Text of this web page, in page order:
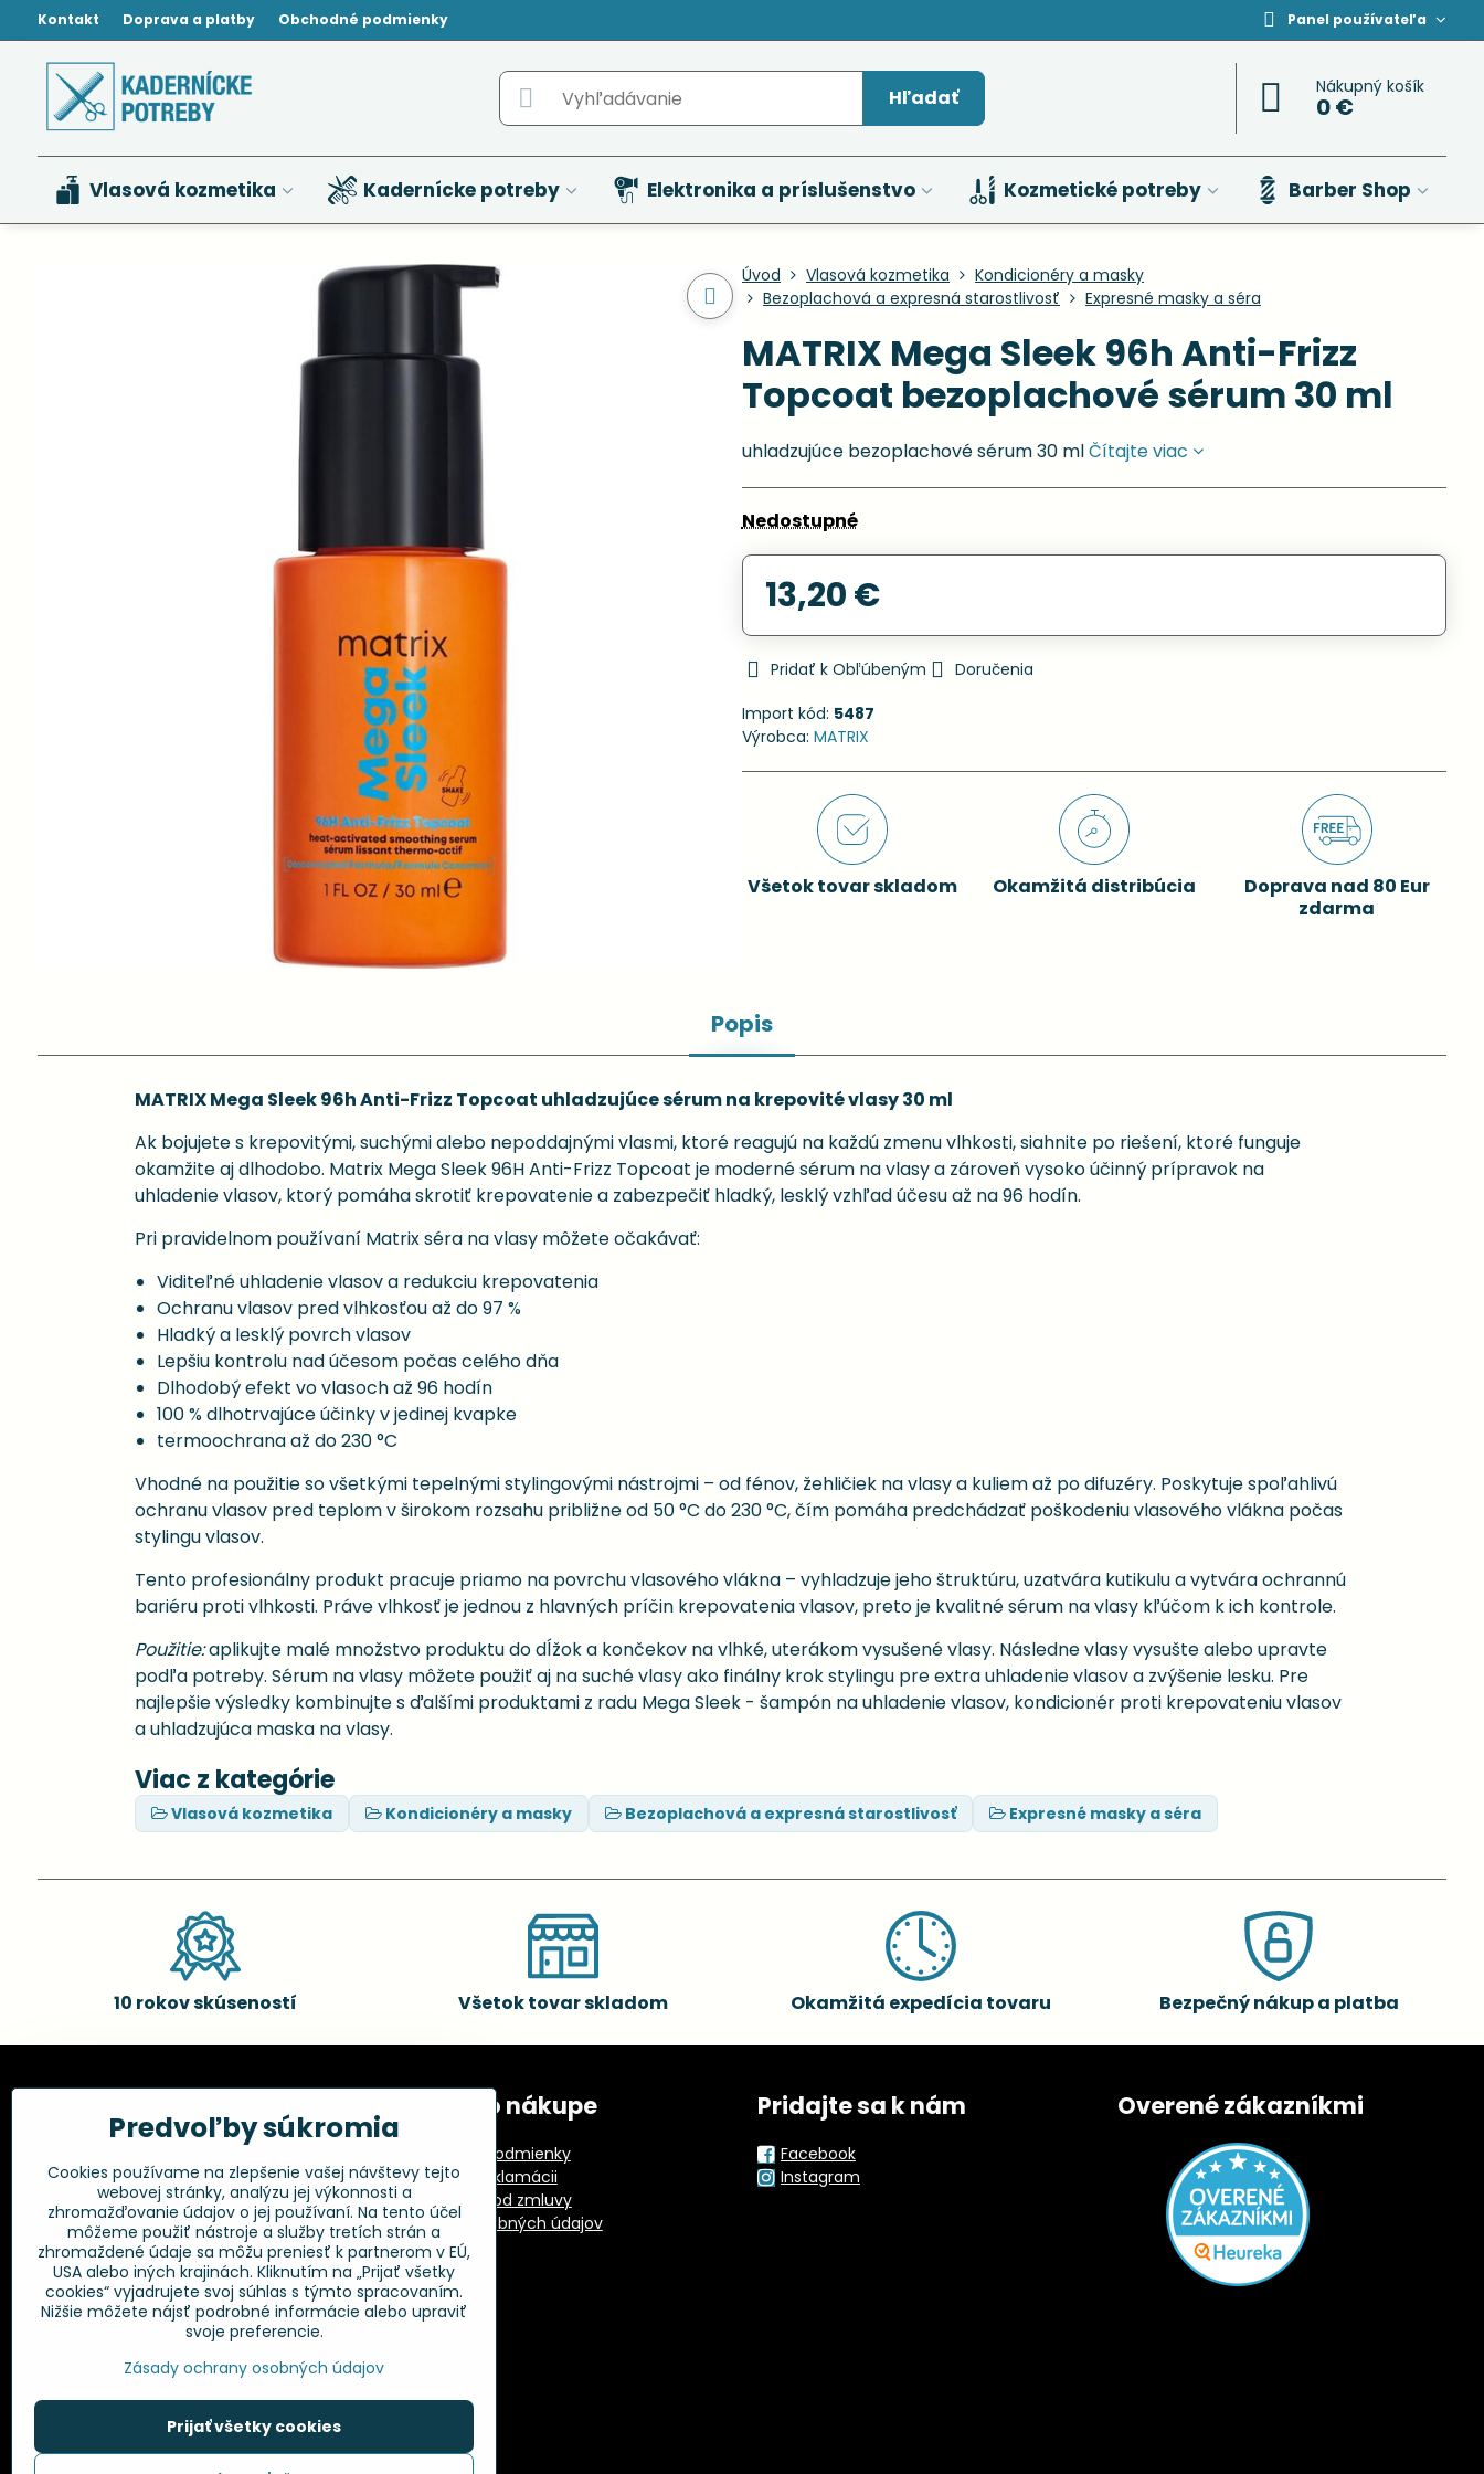
Kontakt Doprava a platby Obchodné podmienky Panel používateľa
Hľadať Nákupný košík
0 €
Vlasová kozmetika Kadernícke potreby Elektronika a príslušenstvo Kozmetické potreby Barber Shop
Úvod Vlasová kozmetika
Kondicionéry a masky
Bezoplachová a expresná starostlivosť
Expresné masky a séra
MATRIX Mega Sleek 96h Anti-Frizz
Topcoat bezoplachové sérum 30 ml
uhladzujúce bezoplachové sérum 30 mlČítajte viac
Nedostupné
13,20 €
Pridať k Obľúbeným
Doručenia
Import kód: 5487
Výrobca: MATRIX
Všetok tovar skladom Okamžitá distribúcia
Doprava nad 80 Eur
zdarma
Popis
MATRIX Mega Sleek 96h Anti-Frizz Topcoat uhladzujúce sérum na krepovité vlasy 30 ml
Ak bojujete s krepovitými, suchými alebo nepoddajnými vlasmi, ktoré reagujú na každú zmenu vlhkosti, siahnite po riešení, ktoré funguje
okamžite aj dlhodobo. Matrix Mega Sleek 96H Anti-Frizz Topcoat je moderné sérum na vlasy a zároveň vysoko účinný prípravok na
uhladenie vlasov, ktorý pomáha skrotiť krepovatenie a zabezpečiť hladký, lesklý vzhľad účesu až na 96 hodín.
Pri pravidelnom používaní Matrix séra na vlasy môžete očakávať:
Viditeľné uhladenie vlasov a redukciu krepovatenia
Ochranu vlasov pred vlhkosťou až do 97 %
Hladký a lesklý povrch vlasov
Lepšiu kontrolu nad účesom počas celého dňa
Dlhodobý efekt vo vlasoch až 96 hodín
100 % dlhotrvajúce účinky v jedinej kvapke
termoochrana až do 230 °C
Vhodné na použitie so všetkými tepelnými stylingovými nástrojmi – od fénov, žehličiek na vlasy a kuliem až po difuzéry. Poskytuje spoľahlivú
ochranu vlasov pred teplom v širokom rozsahu približne od 50 °C do 230 °C, čím pomáha predchádzať poškodeniu vlasového vlákna počas
stylingu vlasov.
Tento profesionálny produkt pracuje priamo na povrchu vlasového vlákna – vyhladzuje jeho štruktúru, uzatvára kutikulu a vytvára ochrannú
bariéru proti vlhkosti. Práve vlhkosť je jednou z hlavných príčin krepovatenia vlasov, preto je kvalitné sérum na vlasy kľúčom k ich kontrole.
Použitie:aplikujte malé množstvo produktu do dĺžok a končekov na vlhké, uterákom vysušené vlasy. Následne vlasy vysušte alebo upravte
podľa potreby. Sérum na vlasy môžete použiť aj na suché vlasy ako finálny krok stylingu pre extra uhladenie vlasov a zvýšenie lesku. Pre
najlepšie výsledky kombinujte s ďalšími produktami z radu Mega Sleek - šampón na uhladenie vlasov, kondicionér proti krepovateniu vlasov
a uhladzujúca maska na vlasy.
Viac z kategórie
Vlasová kozmetika Kondicionéry a masky Bezoplachová a expresná starostlivosť Expresné masky a séra
10 rokov skúseností Všetok tovar skladom Okamžitá expedícia tovaru Bezpečný nákup a platba
Kadernícke potreby, s.r.o.
Fakturačné údaje:
Kadernícke potreby, s.r.o.
Klincová 37
821 08 Bratislava
+421 948 014 333
info​@kadernickepotreby​.sk
Objednávky
Všetko o nákupe
Obchodné podmienky
Postup pri reklamácii
Odstúpenie od zmluvy
Ochrana osobných údajov
GPSR
Pridajte sa k nám
Facebook
Instagram
Overené zákazníkmi
Predvoľby súkromia
Cookies používame na zlepšenie vašej návštevy tejto
webovej stránky, analýzu jej výkonnosti a
zhromažďovanie údajov o jej používaní. Na tento účel
môžeme použiť nástroje a služby tretích strán a
zhromaždené údaje sa môžu preniesť k partnerom v EÚ,
USA alebo iných krajinách. Kliknutím na „Prijať všetky
cookies“ vyjadrujete svoj súhlas s týmto spracovaním.
Nižšie môžete nájsť podrobné informácie alebo upraviť
svoje preferencie.
Zásady ochrany osobných údajov
Prijať všetky cookies